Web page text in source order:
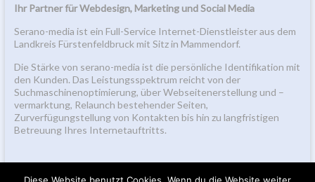
Ihr Partner für Webdesign, Marketing und Social Media
Serano-media ist ein Full-Service Internet-Dienstleister aus dem
Landkreis Fürstenfeldbruck mit Sitz in Mammendorf.
Die Stärke von serano-media ist die persönliche Identifikation mit
den Kunden. Das Leistungsspektrum reicht von der
Suchmaschinenoptimierung, über Webseitenerstellung und –
vermarktung, Relaunch bestehender Seiten,
Zurverfügungstellung von Kontakten bis hin zu langfristigen
Betreuung Ihres Internetauftritts.